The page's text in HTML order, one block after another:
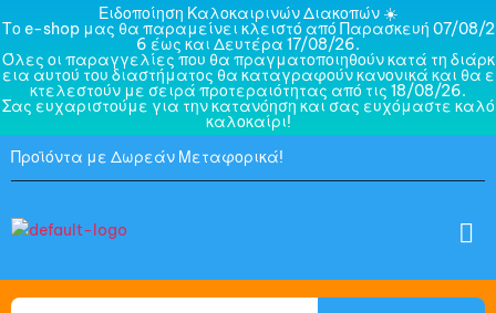
Ειδοποίηση Καλοκαιρινών Διακοπών ☀️
Το e-shop μας θα παραμείνει κλειστό από Παρασκευή 07/08/2
6 έως και Δευτέρα 17/08/26.
Όλες οι παραγγελίες που θα πραγματοποιηθούν κατά τη διάρκ
εια αυτού του διαστήματος θα καταγραφούν κανονικά και θα ε
κτελεστούν με σειρά προτεραιότητας από τις 18/08/26.
Σας ευχαριστούμε για την κατανόηση και σας ευχόμαστε καλό
καλοκαίρι!
Προϊόντα με Δωρεάν Μεταφορικά!